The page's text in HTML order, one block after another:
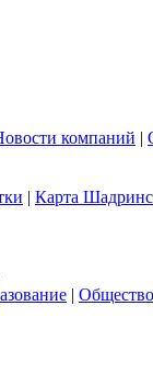
компаний |
| Карта
| Общество